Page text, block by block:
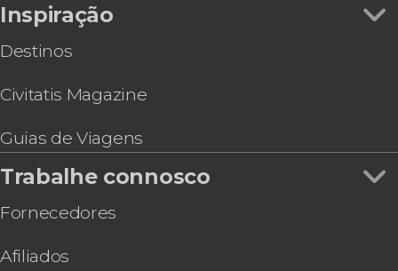
Inspiração
Destinos
Civitatis Magazine
Guias de Viagens
Trabalhe connosco
Fornecedores
Afiliados